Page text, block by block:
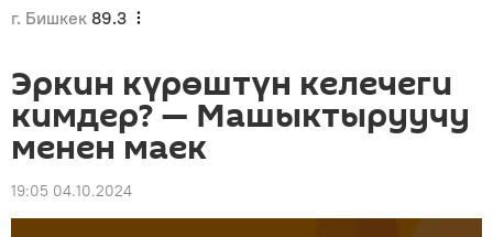
г. Бишкек 89.3
Эркин күрөштүн келечеги
кимдер? — Машыктыруучу
менен маек
19:05 04.10.2024